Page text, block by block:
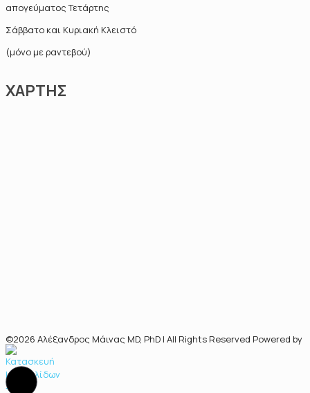
απογεύματος Τετάρτης
Σάββατο και Κυριακή Κλειστό
(μόνο με ραντεβού)
ΧΑΡΤΗΣ
©2026 Αλέξανδρος Μάινας MD, PhD | All Rights Reserved Powered by